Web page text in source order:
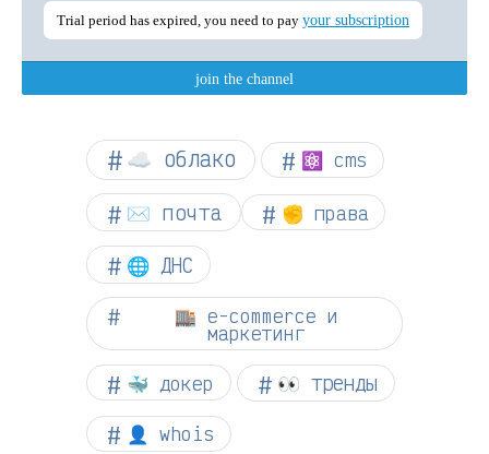
☁︎ облако ⚛ cms
✉️ почта ✊ права
🌐 ДНС
🏬 e-commerce и
маркетинг
🐳 докер 👀 тренды
👤 whois